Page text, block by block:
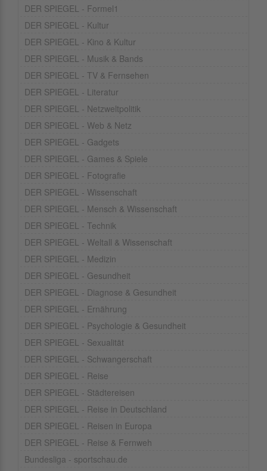
DER SPIEGEL - Formel1
DER SPIEGEL - Kultur
DER SPIEGEL - Kino & Kultur
DER SPIEGEL - Musik & Bands
DER SPIEGEL - TV & Fernsehen
DER SPIEGEL - Literatur
DER SPIEGEL - Netzweltpolitik
DER SPIEGEL - Web & Netz
DER SPIEGEL - Gadgets
DER SPIEGEL - Games & Spiele
DER SPIEGEL - Fotografie
DER SPIEGEL - Wissenschaft
DER SPIEGEL - Mensch & Wissenschaft
DER SPIEGEL - Technik
DER SPIEGEL - Weltall & Wissenschaft
DER SPIEGEL - Medizin
DER SPIEGEL - Gesundheit
DER SPIEGEL - Diagnose & Gesundheit
DER SPIEGEL - Ernährung
DER SPIEGEL - Psychologie & Gesundheit
DER SPIEGEL - Sexualität
DER SPIEGEL - Schwangerschaft
DER SPIEGEL - Reise
DER SPIEGEL - Städtereisen
DER SPIEGEL - Reise in Deutschland
DER SPIEGEL - Reisen in Europa
DER SPIEGEL - Reise & Fernweh
Bundesliga - sportschau.de